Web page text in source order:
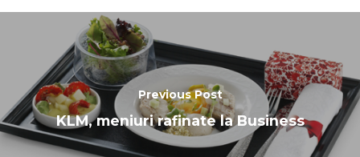
Previous Post
KLM, meniuri rafinate la Business